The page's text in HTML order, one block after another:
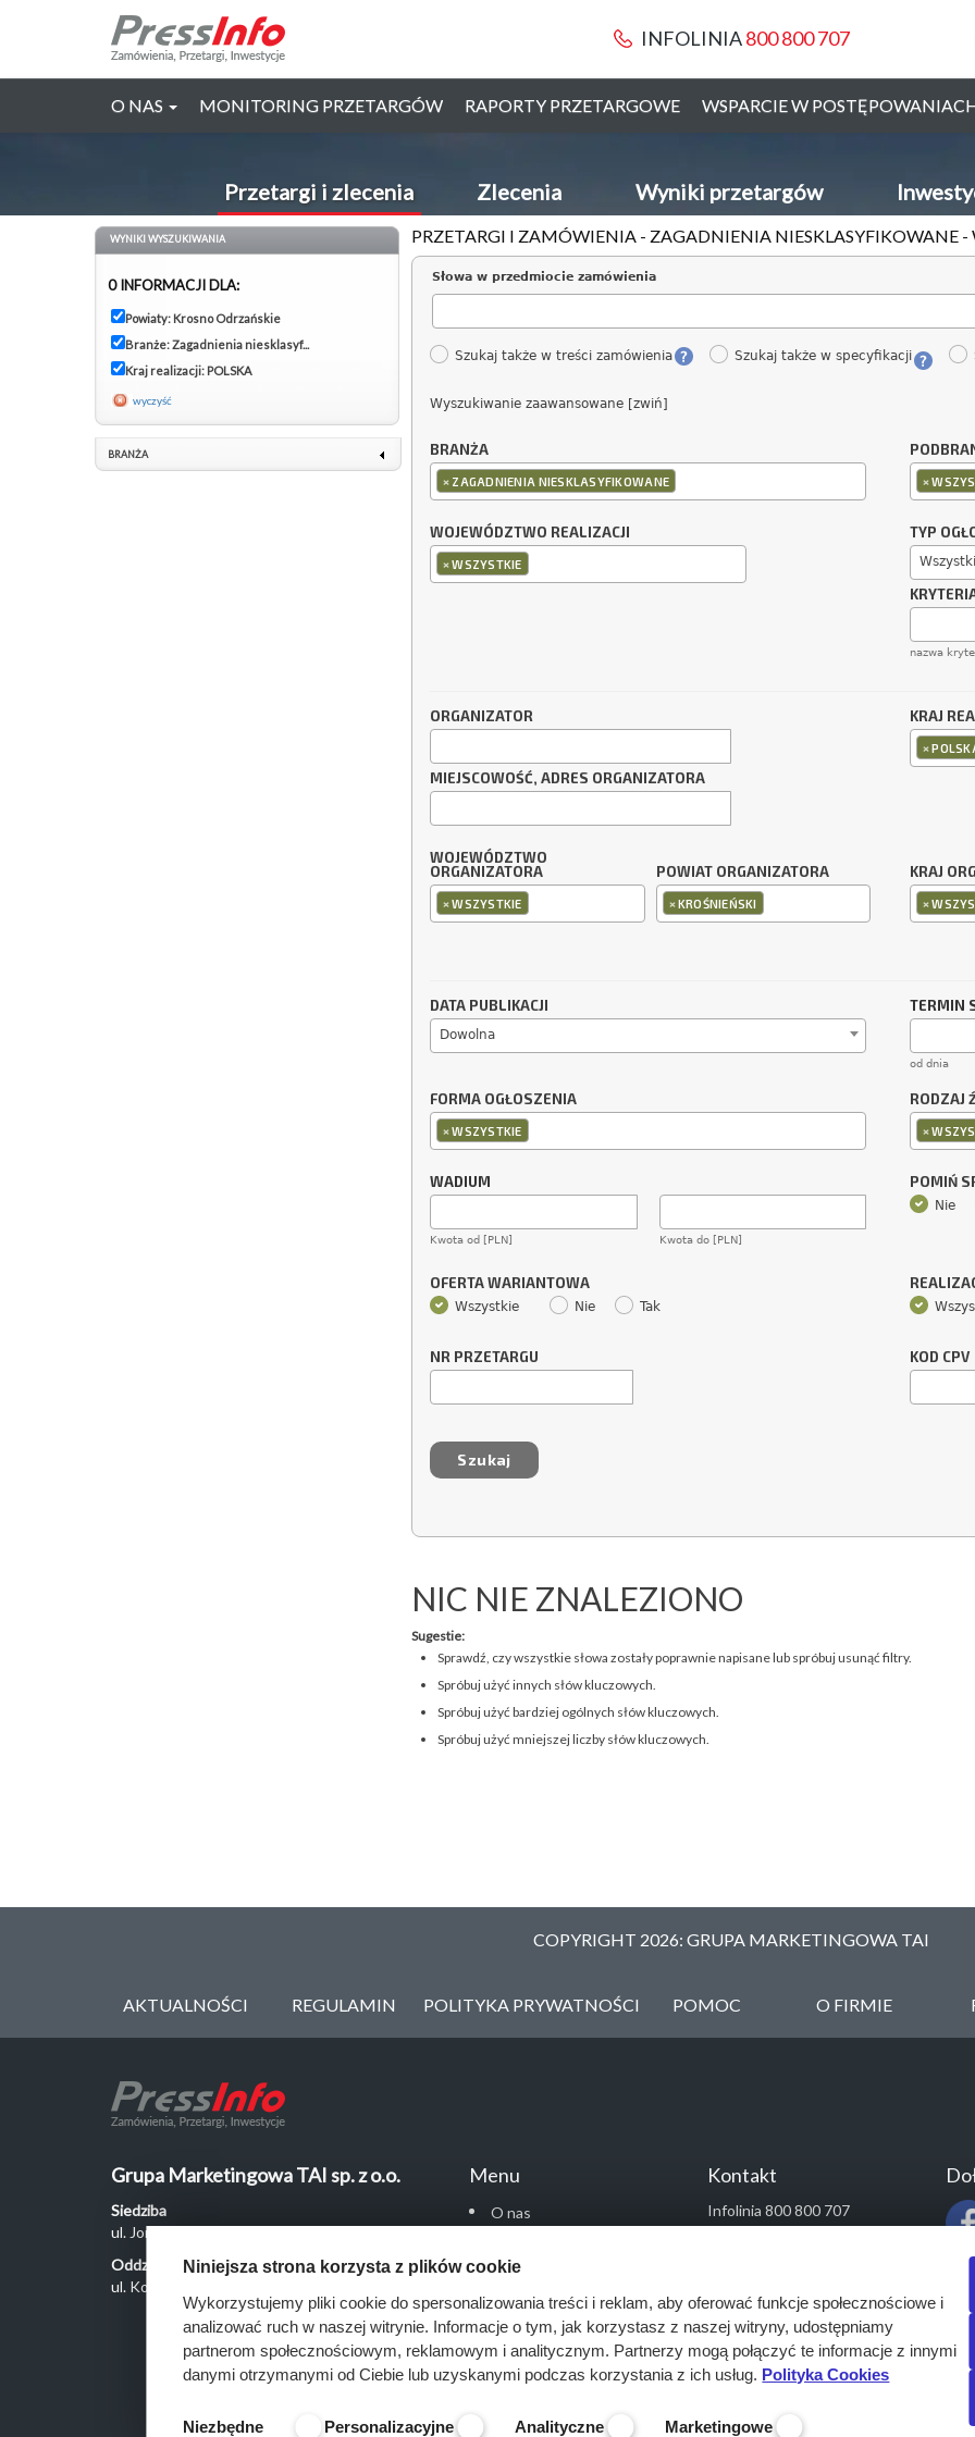
INFOLINIA800 800 707
O NAS MONITORING PRZETARGÓW RAPORTY PRZETARGOWE WSPARCIE W
Przetargi i zlecenia Zlecenia Wyniki przetargów
PRZETARGI I ZAMÓWIENIA - ZAGADNIENIA NIESKLASYFIKOWANE
Słowa w przedmiocie zamówienia
Szukaj także w treści zamówienia Szukaj także w specyfikacji
Wyszukiwanie zaawansowane [zwiń]
BRANŻA
× ZAGADNIENIA NIESKLASYFIKOWANE ×
WOJEWÓDZTWO REALIZACJI
×WSZYSTKIE
TYP
nazwa
ORGANIZATOR
MIEJSCOWOŚĆ, ADRES ORGANIZATORA
KRAJ
×
WOJEWÓDZTWO
ORGANIZATORA
×WSZYSTKIE
POWIAT ORGANIZATORA
×KROŚNIEŃSKI
KRAJ
×
DATA PUBLIKACJI
Dowolna
TERMIN
od dnia
FORMA OGŁOSZENIA
×WSZYSTKIE
RODZAJ
×
WADIUM
Kwota od [PLN] Kwota do [PLN]
POMIŃ
Nie
OFERTA WARIANTOWA
Wszystkie Nie Tak
NR PRZETARGU KOD CPV
NIC NIE ZNALEZIONO
Sugestie:
Sprawdź, czy wszystkie słowa zostały poprawnie napisane lub spróbuj usunąć filtry.
Spróbuj użyć innych słów kluczowych.
Spróbuj użyć bardziej ogólnych słów kluczowych.
Spróbuj użyć mniejszej liczby słów kluczowych.
WYNIKI WYSZUKIWANIA
0 INFORMACJI DLA:
Powiaty: Krosno Odrzańskie
Branże: Zagadnienia niesklasyf...
Kraj realizacji: POLSKA
wyczyść
BRANŻA
COPYRIGHT 2026: GRUPA MARKETINGOWA TAI
AKTUALNOŚCI REGULAMIN POLITYKA PRYWATNOŚCI POMOC O FIRMIE
Grupa Marketingowa TAI sp. z o.o.
Siedziba
ul. Jordanowska 12, 04-204 Warszawa
Oddział Poznań
ul. Kochanowskiego 18/6, 60-846 Poznań
Menu
O nas
Monitoring przetargów
Raporty przetargowe
Ustawienia cookies
Kontakt
Kontakt
Infolinia 800 800 707
kontakt@pressinfo.pl
Niniejsza strona korzysta z plików cookie
Wykorzystujemy pliki cookie do spersonalizowania treści i reklam, aby oferować funkcje społecznościowe i
analizować ruch w naszej witrynie. Informacje o tym, jak korzystasz z naszej witryny, udostępniamy
partnerom społecznościowym, reklamowym i analitycznym. Partnerzy mogą połączyć te informacje z innymi
danymi otrzymanymi od Ciebie lub uzyskanymi podczas korzystania z ich usług. Polityka Cookies
Niezbędne Personalizacyjne Analityczne Marketingowe